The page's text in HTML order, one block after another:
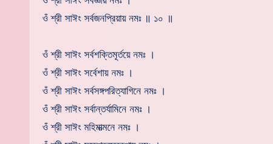
ওঁ শ্রী সাঈং সর্বজনপ্রিয়ায় নমঃ ॥ ১০ ॥
ওঁ শ্রী সাঈং সর্বশক্তিমূর্তয়ে নমঃ ।
ওঁ শ্রী সাঈং সর্বেশায় নমঃ ।
ওঁ শ্রী সাঈং সর্বসঙ্গপরিত্যাগিনে নমঃ ।
ওঁ শ্রী সাঈং সর্বান্তর্যামিনে নমঃ ।
ওঁ শ্রী সাঈং মহিমাত্মনে নমঃ ।